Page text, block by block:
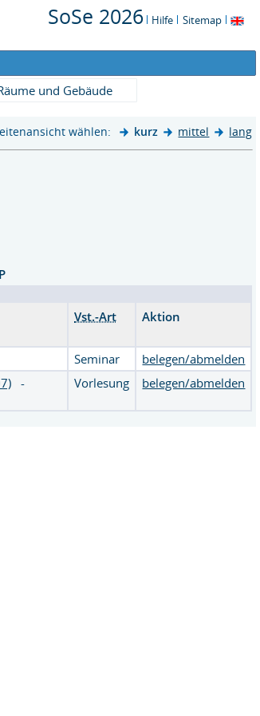
SoSe 2026 Hilfe Sitemap
und Gebäude
wählen: kurz mittel lang
Vst.-Art Aktion
Seminar
belegen/abmelden
-
Vorlesung belegen/abmelden